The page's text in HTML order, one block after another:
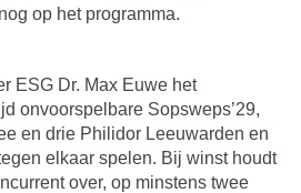
op het programma.
ESG Dr. Max Euwe het
onvoorspelbare Sopsweps’29,
en drie Philidor Leeuwarden en
elkaar spelen. Bij winst houdt
over, op minstens twee